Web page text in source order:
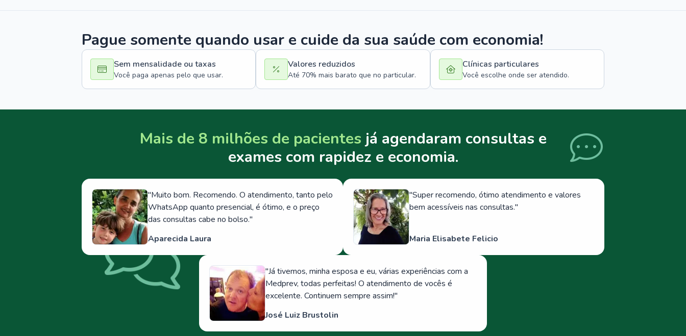
Pague somente quando usar e cuide da sua saúde com economia!
Sem mensalidade ou taxas
Você paga apenas pelo que usar.
Valores reduzidos
Até 70% mais barato que no particular.
Clínicas particulares
Você escolhe onde ser atendido.
Mais de 8 milhões de pacientes já agendaram consultas e
exames com rapidez e economia.
"Muito bom. Recomendo. O atendimento, tanto pelo
WhatsApp quanto presencial, é ótimo, e o preço
das consultas cabe no bolso."
Aparecida Laura
"Super recomendo, ótimo atendimento e valores
bem acessíveis nas consultas."
Maria Elisabete Felicio
"Já tivemos, minha esposa e eu, várias experiências com a
Medprev, todas perfeitas! O atendimento de vocês é
excelente. Continuem sempre assim!"
José Luiz Brustolin